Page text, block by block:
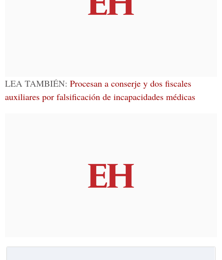
LEA TAMBIÉN: Procesan a conserje y dos fiscales
auxiliares por falsificación de incapacidades médicas